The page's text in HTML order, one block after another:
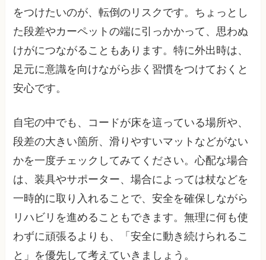
をつけたいのが、転倒のリスクです。ちょっとし
た段差やカーペットの端に引っかかって、思わぬ
けがにつながることもあります。特に外出時は、
足元に意識を向けながら歩く習慣をつけておくと
安心です。
自宅の中でも、コードが床を這っている場所や、
段差の大きい箇所、滑りやすいマットなどがない
かを一度チェックしてみてください。心配な場合
は、装具やサポーター、場合によっては杖などを
一時的に取り入れることで、安全を確保しながら
リハビリを進めることもできます。無理に何も使
わずに頑張るよりも、「安全に動き続けられるこ
と」を優先して考えていきましょう。